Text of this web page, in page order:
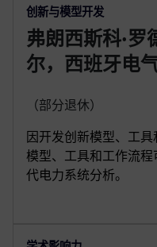
创新与模型开发
弗朗西斯科·罗
尔，西班牙电
（部分退休）
因开发创新模型、工
模型、工具和工作流程
代电力系统分析。